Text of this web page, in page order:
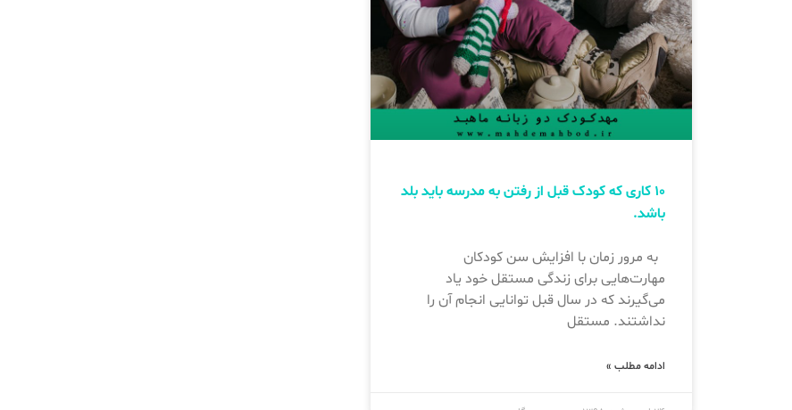
۱۰ کاری که کودک قبل از رفتن به مدرسه باید بلد
باشد.
به مرور زمان با افزایش سن کودکان
مهارت‌هایی برای زندگی مستقل خود یاد
می‌گیرند که در سال قبل توانایی انجام آن را
نداشتند. مستقل
ادامه مطلب »